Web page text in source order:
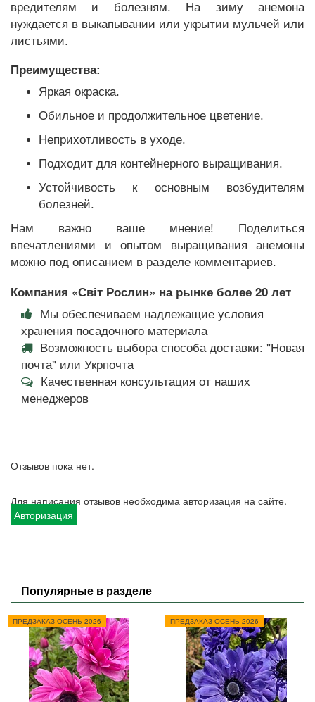
вредителям и болезням. На зиму анемона
нуждается в выкапывании или укрытии мульчей или
листьями.
Преимущества:
Яркая окраска.
Обильное и продолжительное цветение.
Неприхотливость в уходе.
Подходит для контейнерного выращивания.
Устойчивость к основным возбудителям
болезней.
Нам важно ваше мнение! Поделиться
впечатлениями и опытом выращивания анемоны
можно под описанием в разделе комментариев.
Компания «Світ Рослин» на рынке более 20 лет
Мы обеспечиваем надлежащие условия
хранения посадочного материала
Возможность выбора способа доставки: "Новая
почта" или Укрпочта
Качественная консультация от наших
менеджеров
Отзывов пока нет.
Для написания отзывов необходима авторизация на сайте.
Авторизация
Популярные в разделе
ПРЕДЗАКАЗ ОСЕНЬ 2026 ПРЕДЗАКАЗ ОСЕНЬ 2026